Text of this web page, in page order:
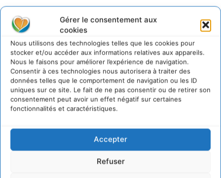
Gérer le consentement aux
cookies
Nous utilisons des technologies telles que les cookies pour
stocker et/ou accéder aux informations relatives aux appareils.
Nous le faisons pour améliorer l’expérience de navigation.
Consentir à ces technologies nous autorisera à traiter des
données telles que le comportement de navigation ou les ID
uniques sur ce site. Le fait de ne pas consentir ou de retirer son
consentement peut avoir un effet négatif sur certaines
fonctionnalités et caractéristiques.
Accepter
Refuser